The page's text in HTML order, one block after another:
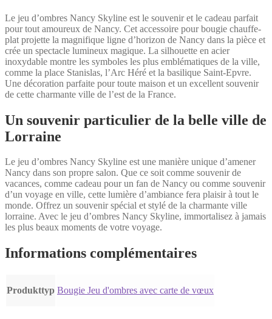
Le jeu d’ombres Nancy Skyline est le souvenir et le cadeau parfait
pour tout amoureux de Nancy. Cet accessoire pour bougie chauffe-
plat projette la magnifique ligne d’horizon de Nancy dans la pièce et
crée un spectacle lumineux magique. La silhouette en acier
inoxydable montre les symboles les plus emblématiques de la ville,
comme la place Stanislas, l’Arc Héré et la basilique Saint-Epvre.
Une décoration parfaite pour toute maison et un excellent souvenir
de cette charmante ville de l’est de la France.
Un souvenir particulier de la belle ville de
Lorraine
Le jeu d’ombres Nancy Skyline est une manière unique d’amener
Nancy dans son propre salon. Que ce soit comme souvenir de
vacances, comme cadeau pour un fan de Nancy ou comme souvenir
d’un voyage en ville, cette lumière d’ambiance fera plaisir à tout le
monde. Offrez un souvenir spécial et stylé de la charmante ville
lorraine. Avec le jeu d’ombres Nancy Skyline, immortalisez à jamais
les plus beaux moments de votre voyage.
Informations complémentaires
Produkttyp Bougie Jeu d'ombres avec carte de vœux